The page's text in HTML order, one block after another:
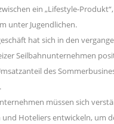
ein „Lifestyle-
unter Jugendlichen.
hat sich in den
Seilbahnunternehmen
des
müssen sich
Hoteliers entwickeln, um